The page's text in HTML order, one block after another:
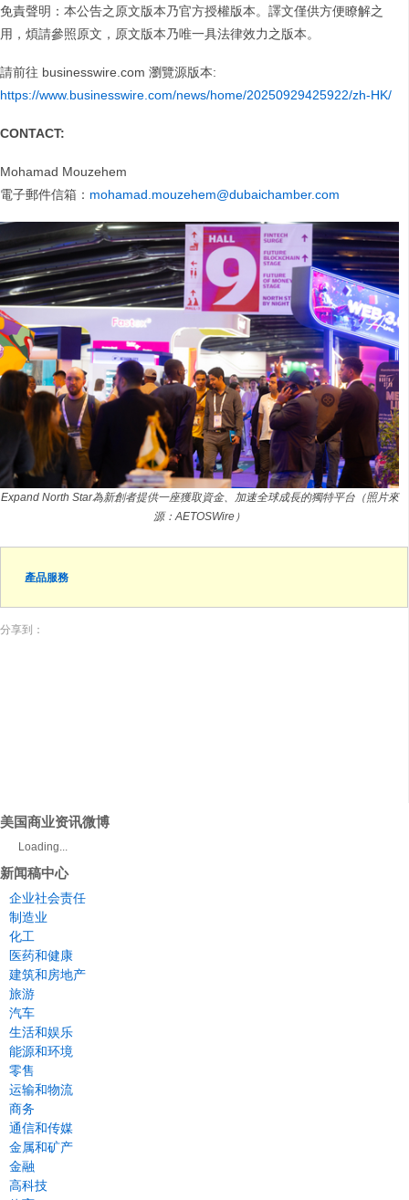
免責聲明：本公告之原文版本乃官方授權版本。譯文僅供方便瞭解之
用，煩請參照原文，原文版本乃唯一具法律效力之版本。
請前往 businesswire.com 瀏覽源版本:
https://www.businesswire.com/news/home/20250929425922/zh-HK/
CONTACT:
Mohamad Mouzehem
電子郵件信箱： mohamad.mouzehem@dubaichamber.com
Expand North Star為新創者提供一座獲取資金、加速全球成長的獨特平台（照片來
源：AETOSWire）
產品服務
分享到：
美国商业资讯微博
Loading...
新闻稿中心
企业社会责任
制造业
化工
医药和健康
建筑和房地产
旅游
汽车
生活和娱乐
能源和环境
零售
运输和物流
商务
通信和传媒
金属和矿产
金融
高科技